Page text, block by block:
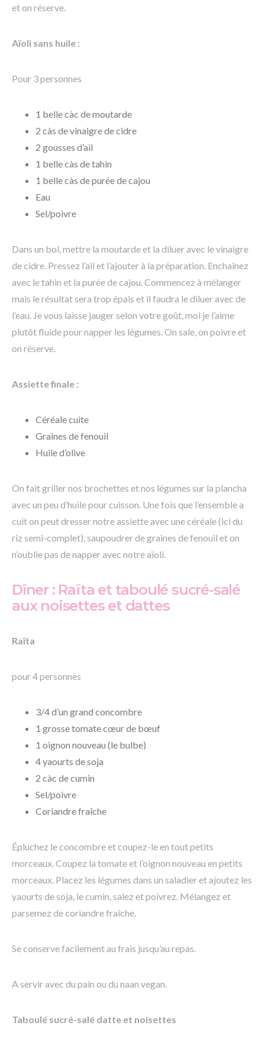
et on réserve.
Aïoli sans huile :
Pour 3 personnes
1 belle càc de moutarde
2 càs de vinaigre de cidre
2 gousses d’ail
1 belle càs de tahin
1 belle càs de purée de cajou
Eau
Sel/poivre
Dans un bol, mettre la moutarde et la diluer avec le vinaigre
de cidre. Pressez l’ail et l’ajouter à la préparation. Enchaînez
avec le tahin et la purée de cajou. Commencez à mélanger
mais le résultat sera trop épais et il faudra le diluer avec de
l’eau. Je vous laisse jauger selon votre goût, moi je l’aime
plutôt fluide pour napper les légumes. On sale, on poivre et
on réserve.
Assiette finale :
Céréale cuite
Graines de fenouil
Huile d’olive
On fait griller nos brochettes et nos légumes sur la plancha
avec un peu d’huile pour cuisson. Une fois que l’ensemble a
cuit on peut dresser notre assiette avec une céréale (ici du
riz semi-complet), saupoudrer de graines de fenouil et on
n’oublie pas de napper avec notre aïoli.
Dîner : Raïta et taboulé sucré-salé
aux noisettes et dattes
Raïta
pour 4 personnes
3/4 d’un grand concombre
1 grosse tomate cœur de bœuf
1 oignon nouveau (le bulbe)
4 yaourts de soja
2 càc de cumin
Sel/poivre
Coriandre fraîche
Épluchez le concombre et coupez-le en tout petits
morceaux. Coupez la tomate et l’oignon nouveau en petits
morceaux. Placez les légumes dans un saladier et ajoutez les
yaourts de soja, le cumin, salez et poivrez. Mélangez et
parsemez de coriandre fraîche.
Se conserve facilement au frais jusqu’au repas.
A servir avec du pain ou du naan vegan.
Taboulé sucré-salé datte et noisettes